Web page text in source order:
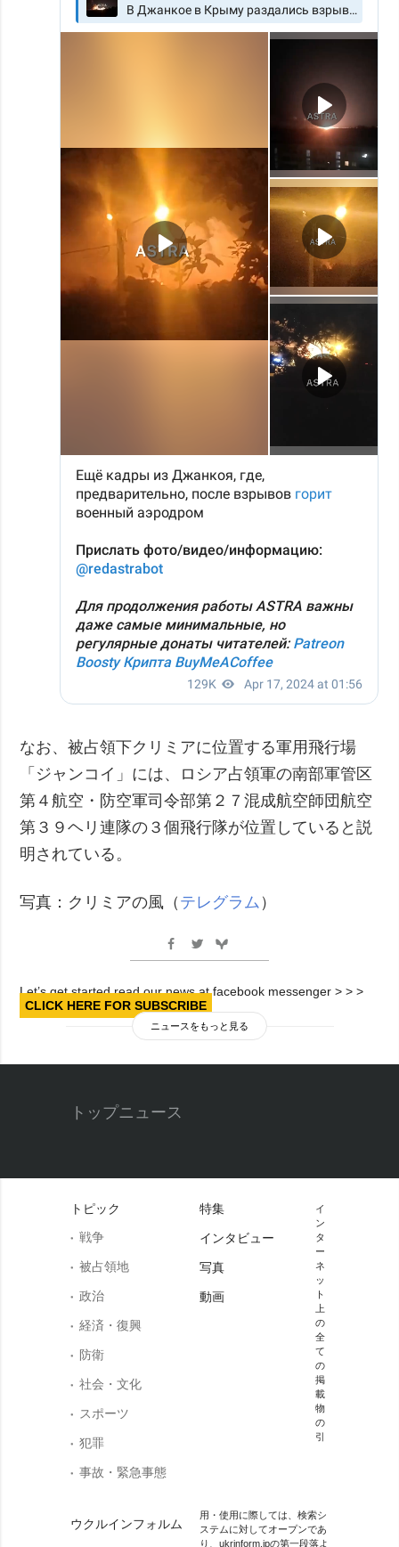
なお、被占領下クリミアに位置する軍用飛行場
「ジャンコイ」には、ロシア占領軍の南部軍管区
第４航空・防空軍司令部第２７混成航空師団航空
第３９ヘリ連隊の３個飛行隊が位置していると説
明されている。
写真：クリミアの風（ テレグラム ）
Let’s get started read our news at facebook messenger > > >
CLICK HERE FOR SUBSCRIBE
ニュースをもっと見る
トップニュース
トピック
戦争
被占領地
政治
経済・復興
防衛
社会・文化
スポーツ
犯罪
事故・緊急事態
ウクルインフォルム
特集
インタビュー
写真
動画
イ
ン
タ
ー
ネ
ッ
ト
上
の
全
て
の
掲
載
物
の
引
用・使用に際しては、検索シ
ステムに対してオープンであ
り、ukrinform.jpの第一段落よ